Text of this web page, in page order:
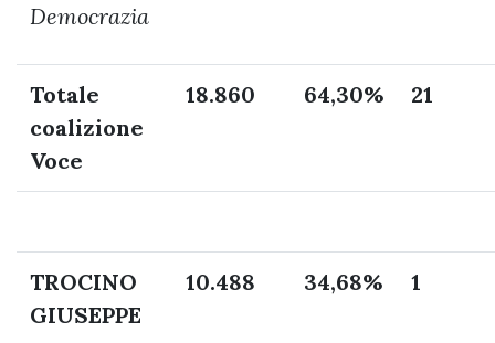
Democrazia
Totale
coalizione
Voce
18.860 64,30% 21
TROCINO
GIUSEPPE
10.488 34,68% 1